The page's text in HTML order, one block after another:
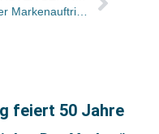
feiert 50 Jahre